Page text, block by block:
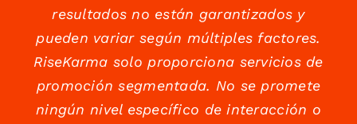
resultados no están garantizados y
pueden variar según múltiples factores.
RiseKarma solo proporciona servicios de
promoción segmentada. No se promete
ningún nivel específico de interacción o